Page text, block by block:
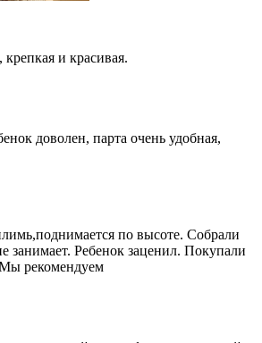
и красивая.
доволен, парта очень удобная,
по высоте. Собрали
занимает. Ребенок заценил. Покупали
Мы рекомендуем